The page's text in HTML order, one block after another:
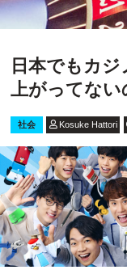
日本でもカ
上がってない
社会 Kosuke Hattori